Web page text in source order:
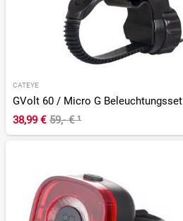
CATEYE
GVolt 60 / Micro G Beleuchtungsset
38,99 € 59,- €¹